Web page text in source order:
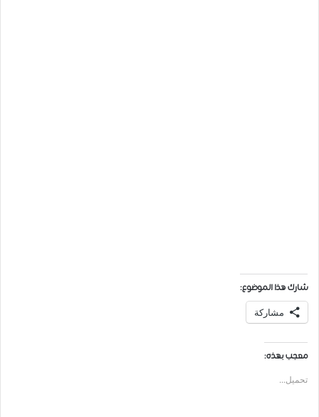
شارك هذا الموضوع:
مشاركة
معجب بهذه:
تحميل...